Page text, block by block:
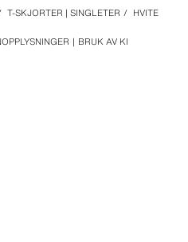
BRUK AV KI
T-SKJORTER | SINGLETER / HVITE